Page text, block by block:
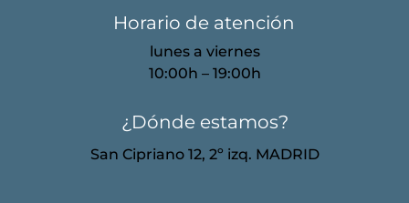
Horario de atención
lunes a viernes
10:00h – 19:00h
¿Dónde estamos?
San Cipriano 12, 2º izq. MADRID